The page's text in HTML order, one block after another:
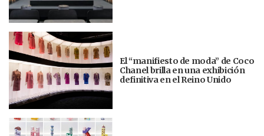
El “manifiesto de moda” de Coco
Chanel brilla en una exhibición
definitiva en el Reino Unido